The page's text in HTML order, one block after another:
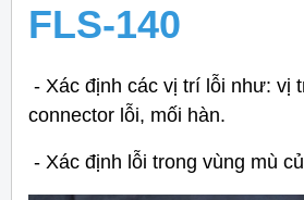
FLS-140
- Xác định các vị trí lỗi như: vị
connector lỗi, mối hàn.
- Xác định lỗi trong vùng mù